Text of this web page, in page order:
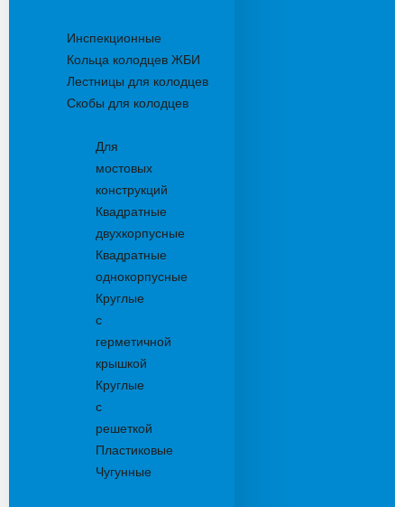
Инспекционные
Кольца колодцев ЖБИ
Лестницы для колодцев
Скобы для колодцев
Для
мостовых
конструкций
Квадратные
двухкорпусные
Квадратные
однокорпусные
Круглые
с
герметичной
крышкой
Круглые
с
решеткой
Пластиковые
Чугунные